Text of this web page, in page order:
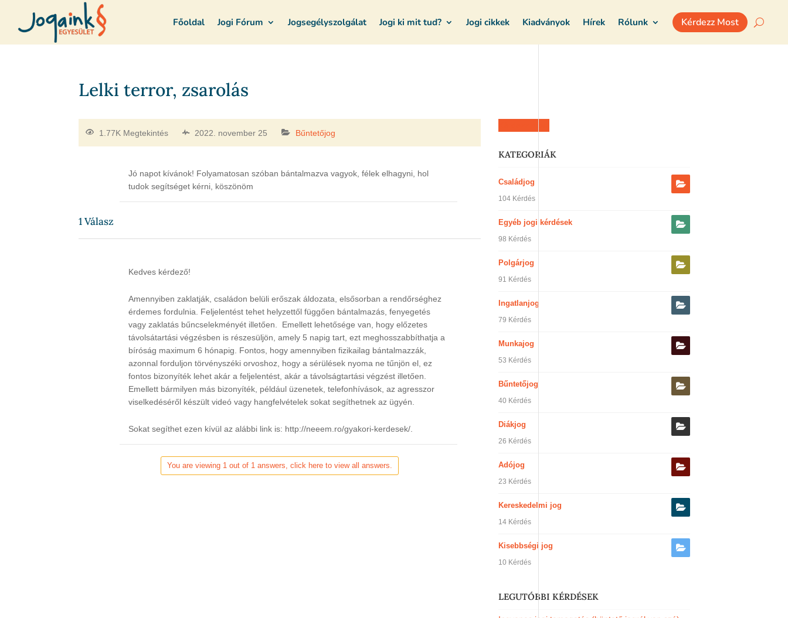
Főoldal Jogi Fórum Jogsegélyszolgálat Jogi ki mit tud? Jogi cikkek Kiadványok Hírek Rólunk Kérdezz Most
Lelki terror, zsarolás
1.77K Megtekintés 2022. november 25 Bűntetőjog
Jó napot kívánok! Folyamatosan szóban bántalmazva vagyok, félek elhagyni, hol
tudok segítséget kérni, köszönöm
1Válasz
Kedves kérdező!
Amennyiben zaklatják, családon belüli erőszak áldozata, elsősorban a rendőrséghez
érdemes fordulnia. Feljelentést tehet helyzettől függően bántalmazás, fenyegetés
vagy zaklatás bűncselekményét illetően. Emellett lehetősége van, hogy előzetes
távolsátartási végzésben is részesüljön, amely 5 napig tart, ezt meghosszabbíthatja a
bíróság maximum 6 hónapig. Fontos, hogy amennyiben fizikailag bántalmazzák,
azonnal forduljon törvényszéki orvoshoz, hogy a sérülések nyoma ne tűnjön el, ez
fontos bizonyíték lehet akár a feljelentést, akár a távolságtartási végzést illetően.
Emellett bármilyen más bizonyíték, például üzenetek, telefonhívások, az agresszor
viselkedéséről készült videó vagy hangfelvételek sokat segíthetnek az ügyén.
Sokat segíthet ezen kívül az alábbi link is: http://neeem.ro/gyakori-kerdesek/.
You are viewing 1 out of 1 answers, click here to view all answers.
KATEGORIÁK
Családjog
104 Kérdés
Egyéb jogi kérdések
98 Kérdés
Polgárjog
91 Kérdés
Ingatlanjog
79 Kérdés
Munkajog
53 Kérdés
Bűntetőjog
40 Kérdés
Diákjog
26 Kérdés
Adójog
23 Kérdés
Kereskedelmi jog
14 Kérdés
Kisebbségi jog
10 Kérdés
LEGUTÓBBI KÉRDÉSEK